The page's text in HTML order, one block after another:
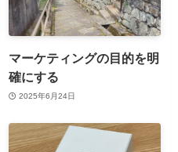
マーケティングの目的を明
確にする
2025年6月24日